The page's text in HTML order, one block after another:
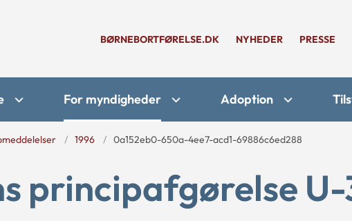
BØRNEBORTFØRELSE.DK NYHEDER PRESSE
For myndigheder Adoption
1996 0a152eb0-650a-4ee7-acd1-69886c6ed288
principafgørelse